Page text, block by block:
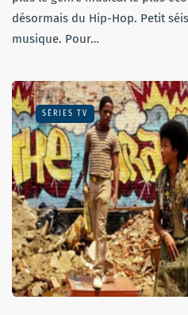
désormais du Hip-Hop. Petit
musique. Pour…
SÉRIES TV